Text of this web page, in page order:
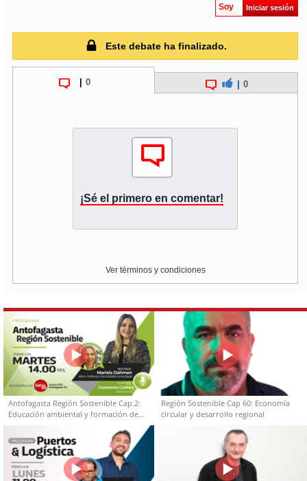
Soy Iniciar sesión
Este debate ha finalizado.
0 0
¡Sé el primero en comentar!
Ver términos y condiciones
Antofagasta Región Sostenible Cap.2:
Educación ambiental y formación de
capacidades técnicas
Región Sostenible Cap 60: Economía
circular y desarrollo regional